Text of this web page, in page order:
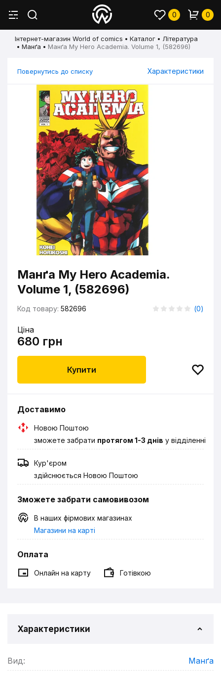
0 0
Інтернет-магазин World of comics Каталог
Література
Манґа
Манґа My Hero Academia. Volume 1, (582696)
Повернутись до списку Характеристики
Манґа My Hero Academia.
Volume 1, (582696)
Код товару: 582696 (0)
Ціна
680 грн
Купити
Доставимо
Новою Поштою
зможете забрати протягом 1-3 днів у відділенні
Кур'єром
здійснюється Новою Поштою
Зможете забрати самовивозом
В наших фірмових магазинах
Магазини на карті
Оплата
Онлайн на карту Готівкою
Характеристики
Вид: Манґа